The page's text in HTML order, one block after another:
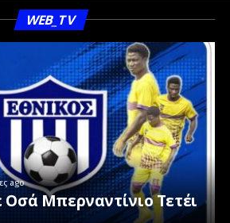
WEB_TV
ago
Οσά Μπερναντίνιο Τετέι